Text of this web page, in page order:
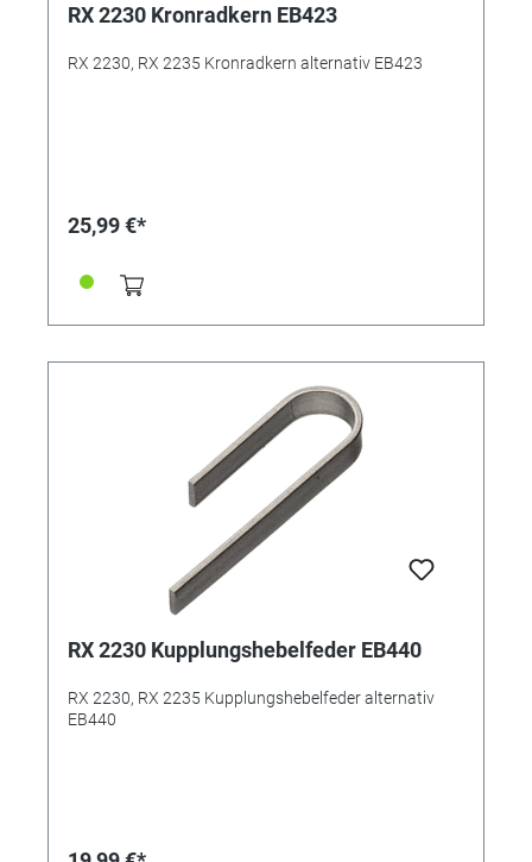
RX 2230 Kronradkern EB423
RX 2230, RX 2235 Kronradkern alternativ EB423
25,99 €*
RX 2230 Kupplungshebelfeder EB440
RX 2230, RX 2235 Kupplungshebelfeder alternativ
EB440